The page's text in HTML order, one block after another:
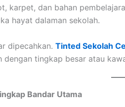
karpet, dan bahan
hayat dalaman sekolah.
dipecahkan. Tinted Sekolah
tingkap besar atau
Bandar Utama